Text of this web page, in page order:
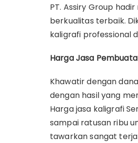
PT. Assiry Group
berkualitas terbaik.
kaligrafi professional
Harga Jasa
Khawatir dengan
dengan hasil yang
Harga jasa kaligrafi
sampai ratusan ribu
tawarkan sangat